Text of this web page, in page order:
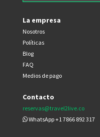
La empresa
Nosotros
Políticas
Blog
FAQ
Medios de pago
Contacto
reservas@travel2live.co
WhatsApp +1 7866 892 317